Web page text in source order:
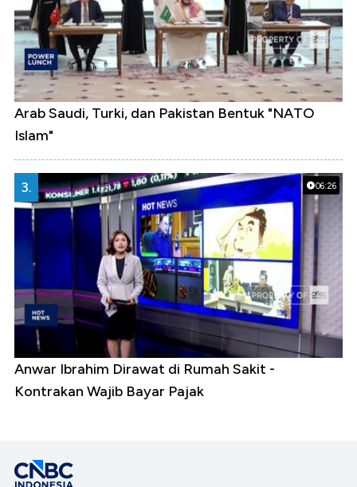
Arab Saudi, Turki, dan Pakistan Bentuk "NATO
Islam"
06:26
3.
Anwar Ibrahim Dirawat di Rumah Sakit -
Kontrakan Wajib Bayar Pajak